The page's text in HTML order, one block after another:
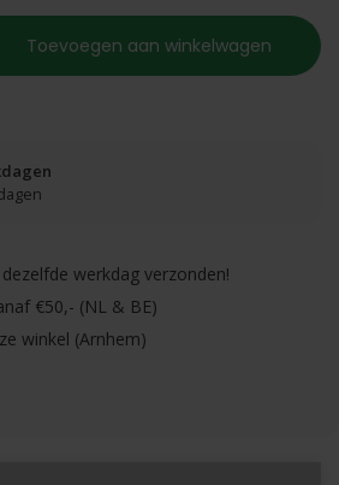
Toevoegen aan winkelwagen
werkdag verzonden!
€50,- (NL & BE)
winkel (Arnhem)